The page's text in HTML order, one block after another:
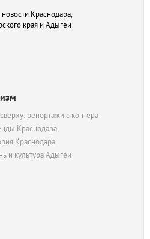
Краснодара,
края и Адыгеи
репортажи с коптера
Краснодара
Краснодара
и культура Адыгеи